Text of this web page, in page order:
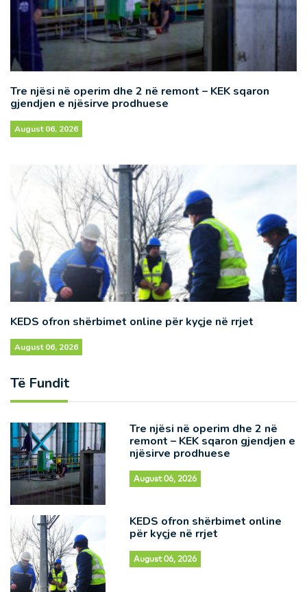
Tre njësi në operim dhe 2 në remont – KEK sqaron
gjendjen e njësirve prodhuese
August 06, 2026
KEDS ofron shërbimet online për kyçje në rrjet
August 06, 2026
Të Fundit
Tre njësi në operim dhe 2 në
remont – KEK sqaron gjendjen e
njësirve prodhuese
August 06, 2026
KEDS ofron shërbimet online
për kyçje në rrjet
August 06, 2026